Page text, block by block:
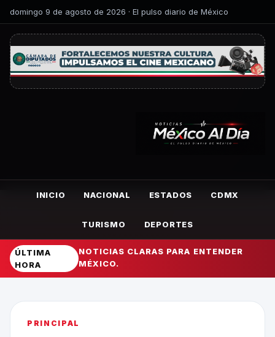
domingo 9 de agosto de 2026 · El pulso diario de México
INICIO NACIONAL ESTADOS CDMX
TURISMO DEPORTES
ÚLTIMA
HORA
NOTICIAS CLARAS PARA ENTENDER
MÉXICO.
PRINCIPAL